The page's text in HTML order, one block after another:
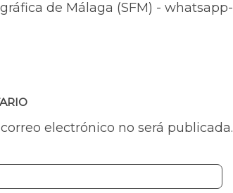
electrónico no será publicada.